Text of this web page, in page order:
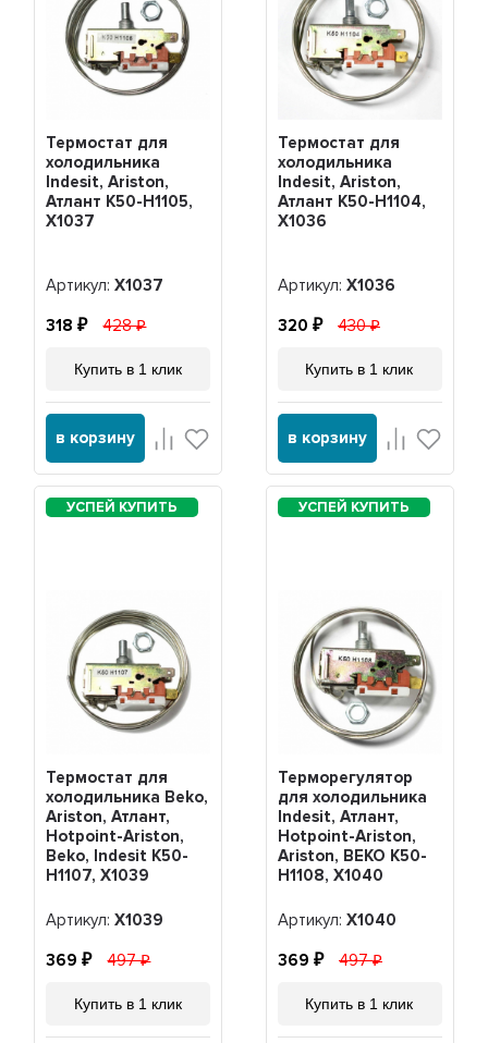
Термостат для
холодильника
Indesit, Ariston,
Атлант K50-H1105,
Х1037
Артикул:Х1037
318 428
Купить в 1 клик
в корзину
Термостат для
холодильника
Indesit, Ariston,
Атлант K50-H1104,
Х1036
Артикул: Х1036
320 430
Купить в 1 клик
в корзину
Термостат для
холодильника Beko,
Ariston, Атлант,
Hotpoint-Ariston,
Beko, Indesit K50-
H1107, Х1039
Артикул:Х1039
369 497
Купить в 1 клик
Терморегулятор
для холодильника
Indesit, Атлант,
Hotpoint-Ariston,
Ariston, BEKO K50-
H1108, Х1040
Артикул: Х1040
369 497
Купить в 1 клик